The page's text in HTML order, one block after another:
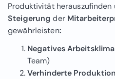
Produktivität
Steigerung der
gewährleisten:
Negatives Arbeitsklima
Team)
Verhinderte Produktion